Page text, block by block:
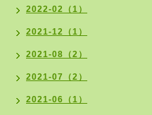
2022-02（1）
2021-12（1）
2021-08（2）
2021-07（2）
2021-06（1）